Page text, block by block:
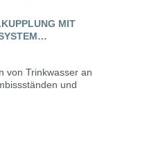
MIT
von Trinkwasser an
und